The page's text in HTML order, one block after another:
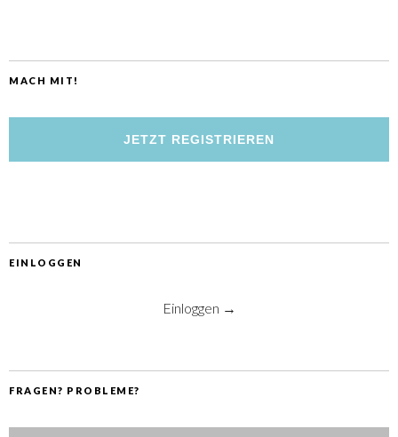
MACH MIT!
JETZT REGISTRIEREN
EINLOGGEN
Einloggen →
FRAGEN? PROBLEME?